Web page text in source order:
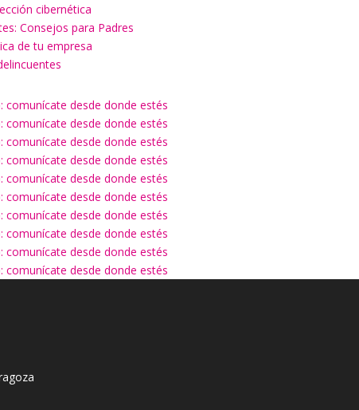
cibernética
Consejos para Padres
de tu empresa
desde donde estés
desde donde estés
desde donde estés
desde donde estés
desde donde estés
desde donde estés
desde donde estés
desde donde estés
desde donde estés
desde donde estés